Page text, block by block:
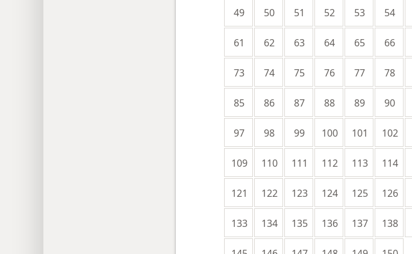
49 50 51 52 53 54
61 62 63 64 65 66
73 74 75 76 77 78
85 86 87 88 89 90
97 98 99 100 101 102
109 110 111 112 113 114
121 122 123 124 125 126
133 134 135 136 137 138